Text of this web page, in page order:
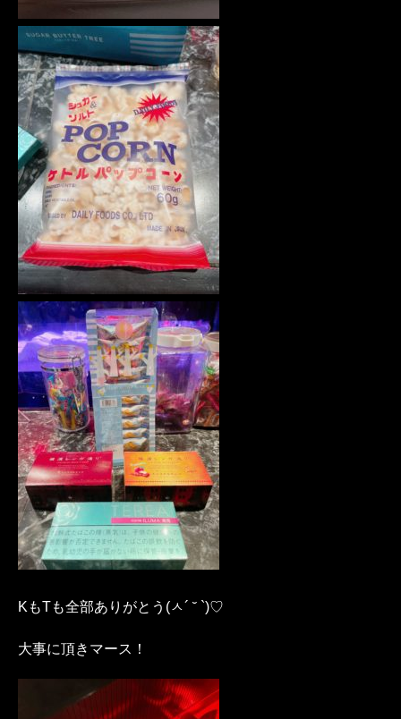
KもTも全部ありがとう(ㅅ´ ˘ `)♡
大事に頂きマース！